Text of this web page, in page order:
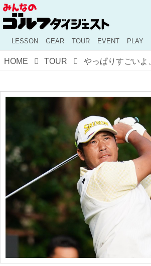
LESSON GEAR TOUR EVENT PLAY
HOME TOUR